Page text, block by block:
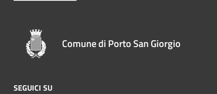
Comune di Porto San Giorgio
SEGUICI SU